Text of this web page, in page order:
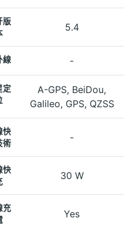
版
5.4
線 -
定
A-GPS, BeiDou,
Galileo, GPS, QZSS
快
術
-
快
30 W
充
Yes